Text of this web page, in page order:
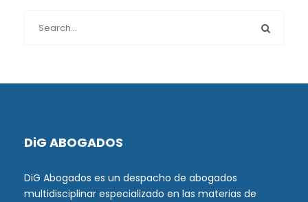
DiG ABOGADOS
DiG Abogados es un despacho de abogados
multidisciplinar especializado en las materias de